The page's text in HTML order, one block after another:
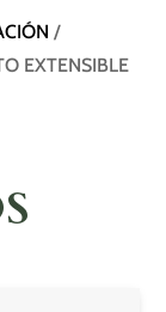
/
EXTENSIBLE